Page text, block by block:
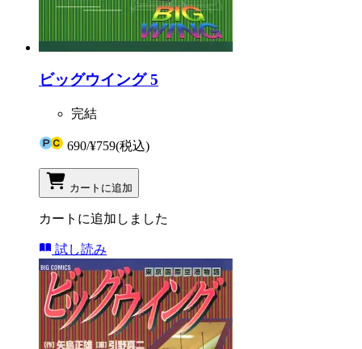
ビッグウイング 5
完結
690/¥759(税込)
カートに追加
カートに追加しました
試し読み